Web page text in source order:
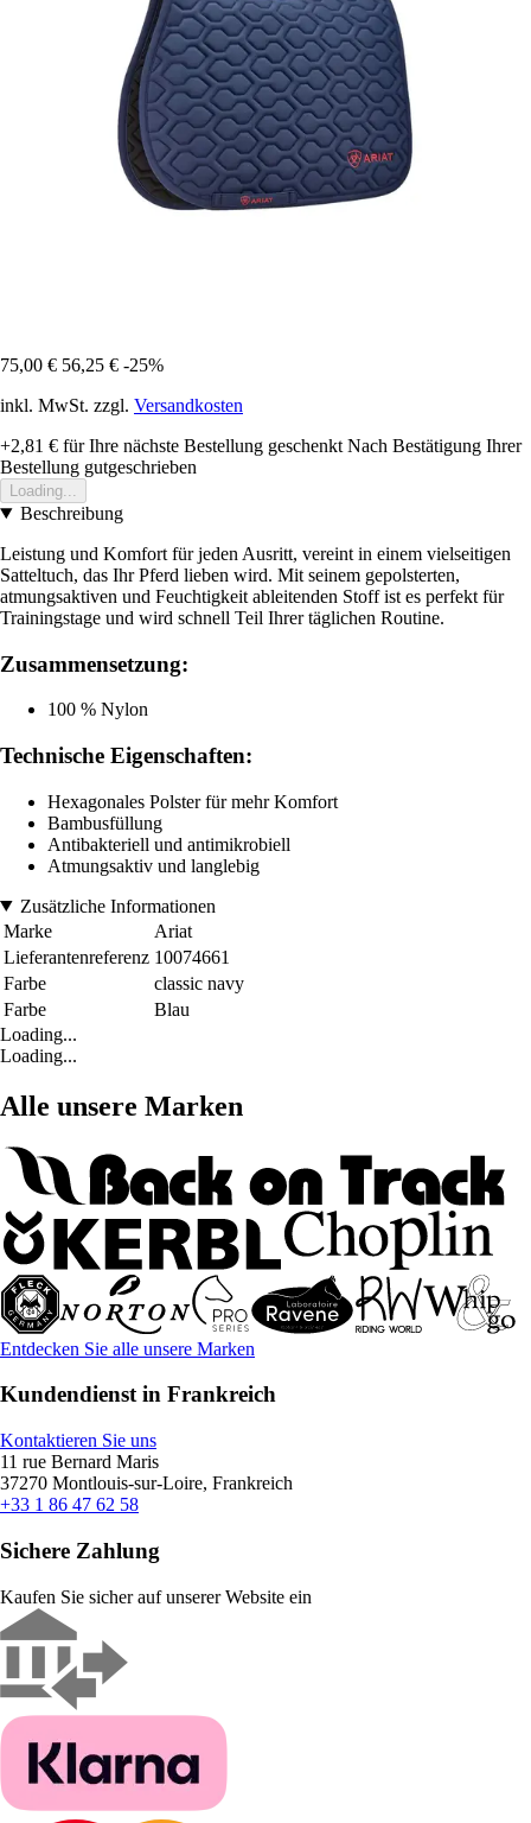
75,00 € 56,25 € -25%
inkl. MwSt. zzgl. Versandkosten
+2,81 € für Ihre nächste Bestellung geschenkt Nach Bestätigung Ihrer
Bestellung gutgeschrieben
Loading...
Beschreibung
Leistung und Komfort für jeden Ausritt, vereint in einem vielseitigen
Satteltuch, das Ihr Pferd lieben wird. Mit seinem gepolsterten,
atmungsaktiven und Feuchtigkeit ableitenden Stoff ist es perfekt für
Trainingstage und wird schnell Teil Ihrer täglichen Routine.
Zusammensetzung:
100 % Nylon
Technische Eigenschaften:
Hexagonales Polster für mehr Komfort
Bambusfüllung
Antibakteriell und antimikrobiell
Atmungsaktiv und langlebig
Zusätzliche Informationen
Marke
Ariat
Lieferantenreferenz 10074661
Farbe
classic navy
Farbe
Blau
Loading...
Loading...
Alle unsere Marken
Entdecken Sie alle unsere Marken
Kundendienst in Frankreich
Kontaktieren Sie uns
11 rue Bernard Maris
37270 Montlouis-sur-Loire, Frankreich
+33 1 86 47 62 58
Sichere Zahlung
Kaufen Sie sicher auf unserer Website ein